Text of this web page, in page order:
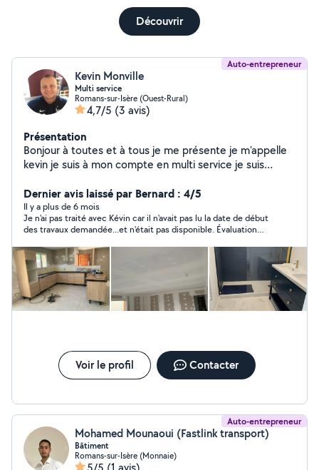
Découvrir
Auto-entrepreneur
Kevin Monville
Multi service
Romans-sur-Isère (Ouest-Rural)
4,7/5 (3 avis)
Présentation
Bonjour à toutes et à tous je me présente je m'appelle
kevin je suis à mon compte en multi service je suis
rigoureux dans mon travail. Aujourd'hui je me mets à
disposition mes services pour tous types de bricolage.
Je serais ravi de prendre rendez vous avec vous pour
effectuer un devis pour vos futures projets A bientôt.
Kevin.
Dernier avis laissé par Bernard : 4/5
Il y a plus de 6 mois
Je n'ai pas traité avec Kévin car il n'avait pas lu la date de début
des travaux demandée...et n'était pas disponible. Évaluation
Voir le profil Contacter
Auto-entrepreneur
Mohamed Mounaoui (Fastlink transport)
Bâtiment
Romans-sur-Isère (Monnaie)